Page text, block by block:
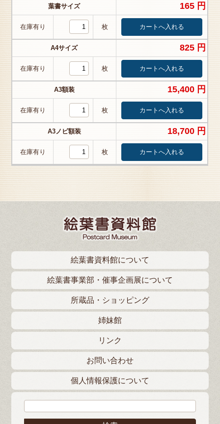
葉書サイズ 165 円
在庫有り 枚
A4サイズ 825 円
在庫有り 枚
A3額装 15,400 円
在庫有り 枚
A3ノビ額装 18,700 円
在庫有り 枚
絵葉書資料館について
絵葉書事業部・催事企画展について
所蔵品・ショッピング
姉妹館
リンク
お問い合わせ
個人情報保護について